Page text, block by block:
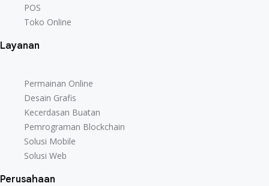
POS
Toko Online
Layanan
Permainan Online
Desain Grafis
Kecerdasan Buatan
Pemrograman Blockchain
Solusi Mobile
Solusi Web
Perusahaan